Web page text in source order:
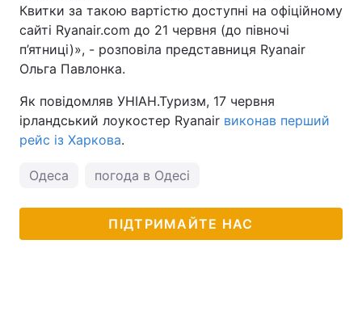
Квитки за такою вартістю доступні на офіційному
сайті Ryanair.com до 21 червня (до півночі
п’ятниці)», - розповіла представниця Ryanair
Ольга Павлонка.
Як повідомляв УНІАН.Туризм, 17 червня
ірландський лоукостер Ryanair виконав перший
рейс із Харкова.
Одеса погода в Одесі
ПІДТРИМАЙТЕ НАС